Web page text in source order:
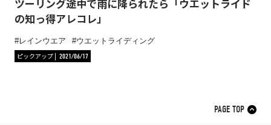
ツーリング途中で雨に降られたら「ウエットライド
の知っ得アレコレ」
レインウエア
ウエットライディング
ピックアップ
2021/06/17
PAGE TOP